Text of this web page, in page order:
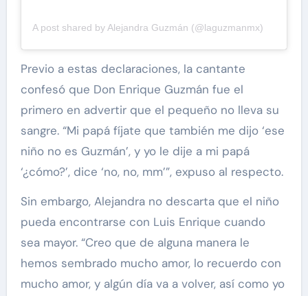
A post shared by Alejandra Guzmán (@laguzmanmx)
Previo a estas declaraciones, la cantante
confesó que Don Enrique Guzmán fue el
primero en advertir que el pequeño no lleva su
sangre. “Mi papá fíjate que también me dijo ‘ese
niño no es Guzmán’, y yo le dije a mi papá
‘¿cómo?’, dice ‘no, no, mm’”, expuso al respecto.
Sin embargo, Alejandra no descarta que el niño
pueda encontrarse con Luis Enrique cuando
sea mayor. “Creo que de alguna manera le
hemos sembrado mucho amor, lo recuerdo con
mucho amor, y algún día va a volver, así como yo